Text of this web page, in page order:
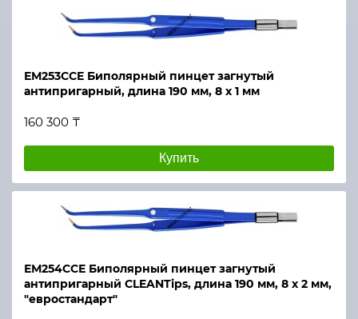
ЕМ253ССЕ Биполярный пинцет загнутый
антипригарный, длина 190 мм, 8 х 1 мм
160 300 ₸
Купить
ЕМ254ССЕ Биполярный пинцет загнутый
антипригарный CLEANTips, длина 190 мм, 8 х 2 мм,
"евростандарт"